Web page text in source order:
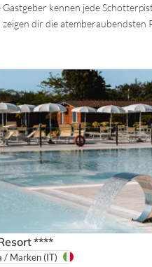
Gastgeber kennen jede
zeigen dir die atemberaubendsten
****
/ Marken (IT)